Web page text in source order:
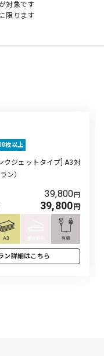
対象です
限ります
印刷2000枚以下
：インクジェットタイプ] A3
イトプラン）
39,800
の料金 24,800
プラン詳細はこちら